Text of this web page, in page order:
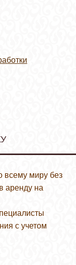
всему миру без
аренду на
с учетом